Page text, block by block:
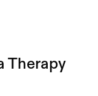
Therapy